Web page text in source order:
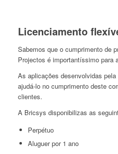
Licenciamento
Sabemos que o cumprimento de
Projectos é importantíssimo para
As aplicações desenvolvidas
ajudá-lo no cumprimento deste
clientes.
A Bricsys disponibilizas as
Perpétuo
Aluguer por 1 ano